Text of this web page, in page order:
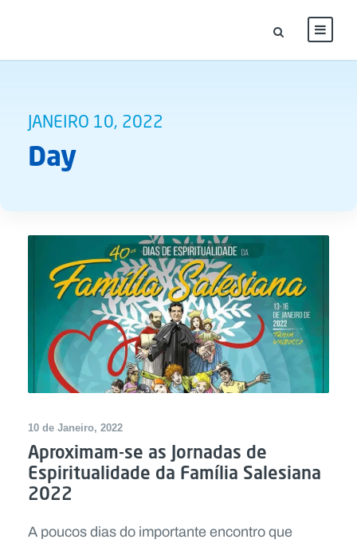
JANEIRO 10, 2022
Day
10 de Janeiro, 2022
Aproximam-se as Jornadas de
Espiritualidade da Família Salesiana
2022
A poucos dias do importante encontro que